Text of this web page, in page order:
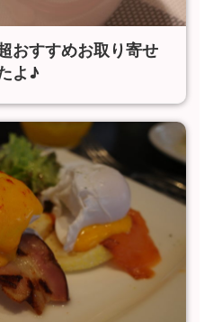
おすすめお取り寄せ
よ♪